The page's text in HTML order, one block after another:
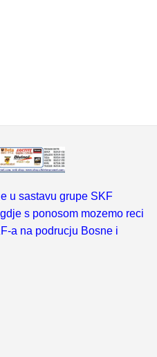
u sastavu grupe SKF
s ponosom mozemo reci
a na podrucju Bosne i